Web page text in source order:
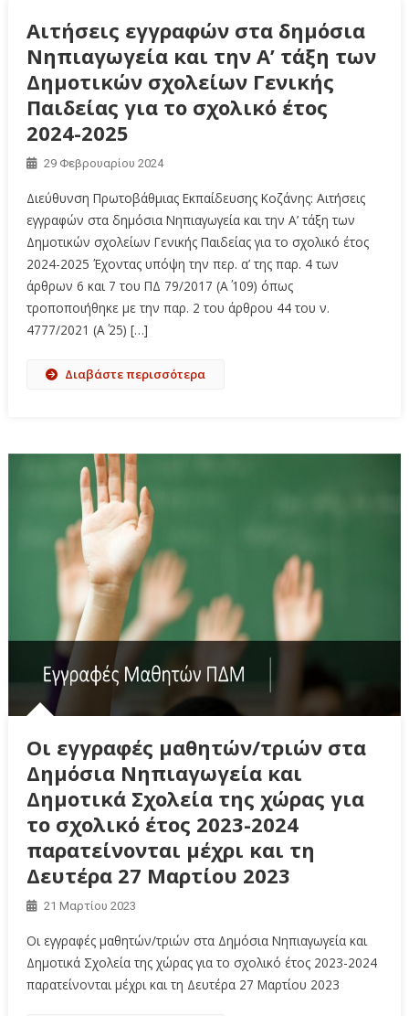
Αιτήσεις εγγραφών στα δημόσια
Νηπιαγωγεία και την Α’ τάξη των
Δημοτικών σχολείων Γενικής
Παιδείας για το σχολικό έτος
2024-2025
29 Φεβρουαρίου 2024
Διεύθυνση Πρωτοβάθμιας Εκπαίδευσης Κοζάνης: Αιτήσεις
εγγραφών στα δημόσια Νηπιαγωγεία και την Α’ τάξη των
Δημοτικών σχολείων Γενικής Παιδείας για το σχολικό έτος
2024-2025 Έχοντας υπόψη την περ. α’ της παρ. 4 των
άρθρων 6 και 7 του ΠΔ 79/2017 (Α΄ 109) όπως
τροποποιήθηκε με την παρ. 2 του άρθρου 44 του ν.
4777/2021 (Α΄ 25) […]
Διαβάστε περισσότερα
Οι εγγραφές μαθητών/τριών στα
Δημόσια Νηπιαγωγεία και
Δημοτικά Σχολεία της χώρας για
το σχολικό έτος 2023-2024
παρατείνονται μέχρι και τη
Δευτέρα 27 Μαρτίου 2023
21 Μαρτίου 2023
Οι εγγραφές μαθητών/τριών στα Δημόσια Νηπιαγωγεία και
Δημοτικά Σχολεία της χώρας για το σχολικό έτος 2023-2024
παρατείνονται μέχρι και τη Δευτέρα 27 Μαρτίου 2023